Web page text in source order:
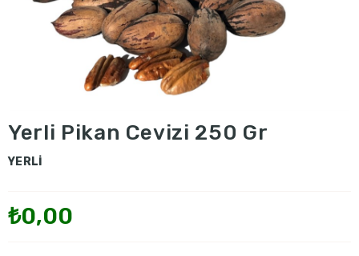
Yerli Pikan Cevizi 250 Gr
YERLİ
₺0,00